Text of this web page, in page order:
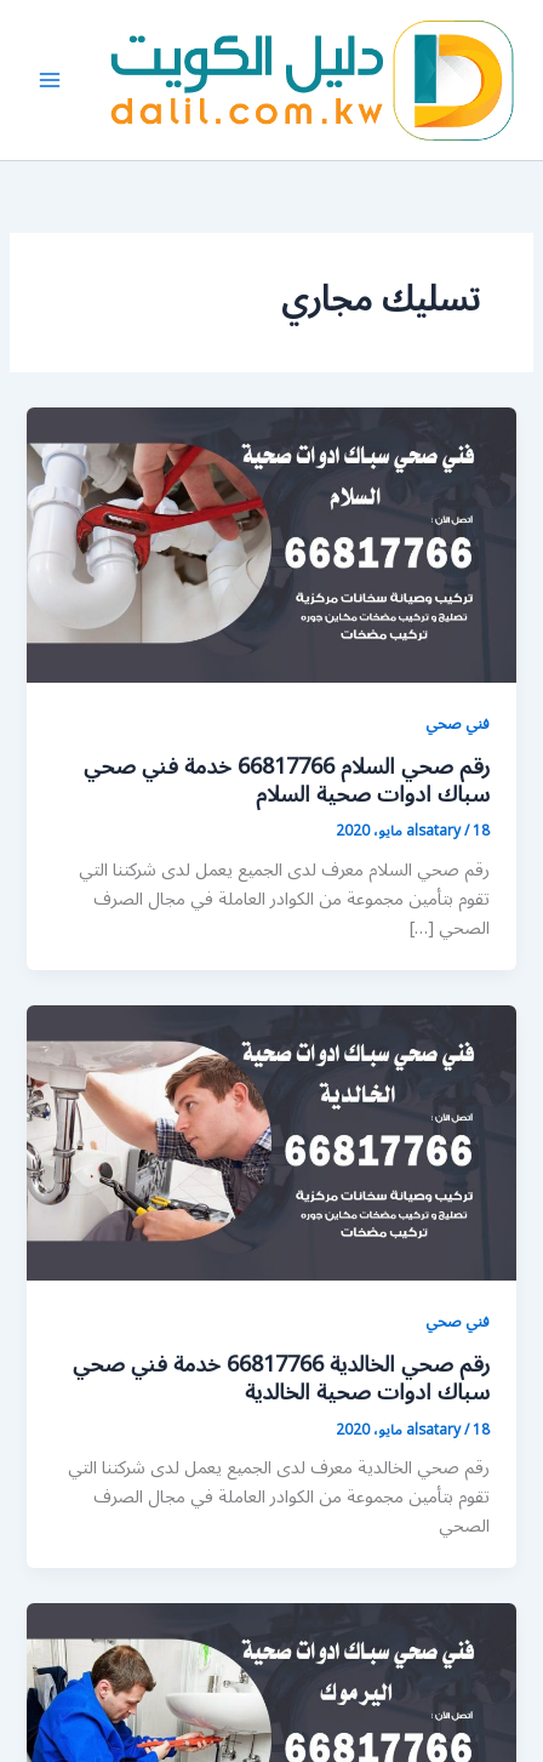
المحتوى
تسليك مجاري
فني صحي
رقم صحي السلام 66817766 خدمة فني صحي
سباك ادوات صحية السلام
alsatary/18 مايو، 2020
رقم صحي السلام معرف لدى الجميع يعمل لدى شركتنا التي
تقوم بتأمين مجموعة من الكوادر العاملة في مجال الصرف
الصحي […]
فني صحي
رقم صحي الخالدية 66817766 خدمة فني صحي
سباك ادوات صحية الخالدية
alsatary/18 مايو، 2020
رقم صحي الخالدية معرف لدى الجميع يعمل لدى شركتنا التي
تقوم بتأمين مجموعة من الكوادر العاملة في مجال الصرف
الصحي